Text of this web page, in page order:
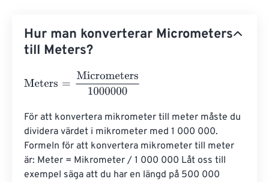
Hur man konverterar Micrometers
till Meters?
Meters Micrometers1000000
För att konvertera mikrometer till meter måste du
dividera värdet i mikrometer med 1 000 000.
Formeln för att konvertera mikrometer till meter
är: Meter = Mikrometer / 1 000 000 Låt oss till
exempel säga att du har en längd på 500 000